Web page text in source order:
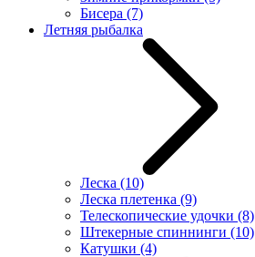
Бисера (7)
Летняя рыбалка
Леска (10)
Леска плетенка (9)
Телескопические удочки (8)
Штекерные спиннинги (10)
Катушки (4)